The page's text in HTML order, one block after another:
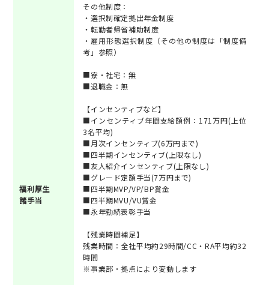
福利厚生
諸手当
その他制度：
・選択制確定拠出年金制度
・転勤者帰省補助制度
・雇用形態選択制度（その他の制度は「制度備
考」参照）
■寮・社宅：無
■退職金：無
【インセンティブなど】
■インセンティブ年間支給額例：171万円(上位
3名平均)
■月次インセンティブ(6万円まで)
■四半期インセンティブ(上限なし)
■友人紹介インセンティブ(上限なし)
■グレード定額手当(7万円まで)
■四半期MVP/VP/BP賞金
■四半期MVU/VU賞金
■永年勤続表彰手当
【残業時間補足】
残業時間：全社平均約29時間/CC・RA平均約32
時間
※事業部・拠点により変動します